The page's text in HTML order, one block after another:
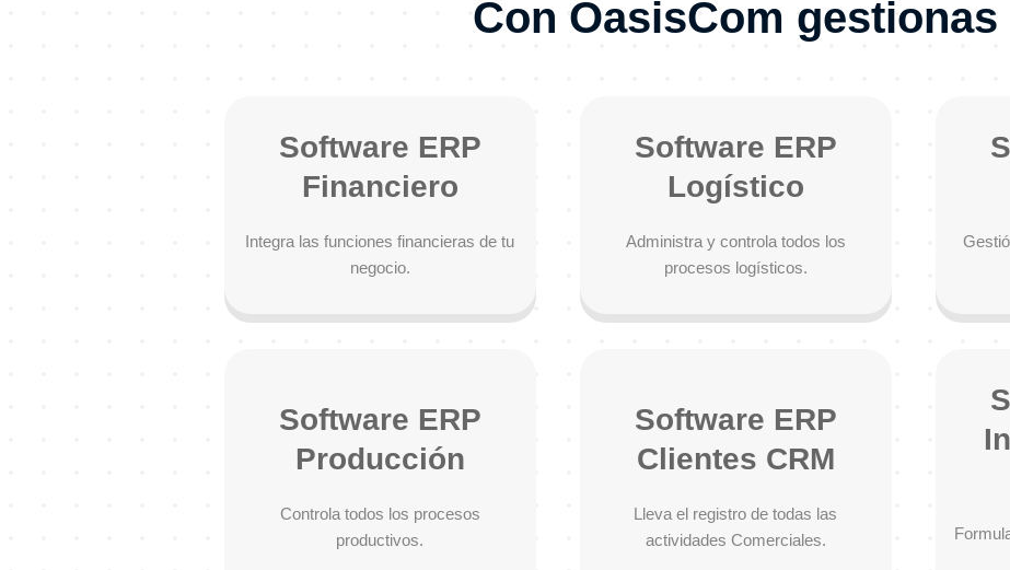
Con OasisCom gestionas
Software ERP
Financiero
Integra las funciones financieras de tu
negocio.
Software ERP
Logístico
Administra y controla todos los
procesos logísticos.
Software ERP
Producción
Controla todos los procesos
productivos.
Software ERP
Clientes CRM
Lleva el registro de todas las
actividades Comerciales.